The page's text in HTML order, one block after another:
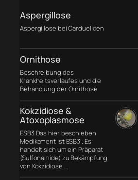
Aspergillose
Aspergillose bei Cardueliden
Ornithose
Beschreibung des
Krankheitsverlaufes und die
Behandlung der Ornithose
Kokzidiose &
Atoxoplasmose
ESB3 Das hier beschieben
Medikament ist ESB3 . Es
handelt sich um ein Präparat
(Sulfonamide) zu Bekämpfung
von Kokzidiose …